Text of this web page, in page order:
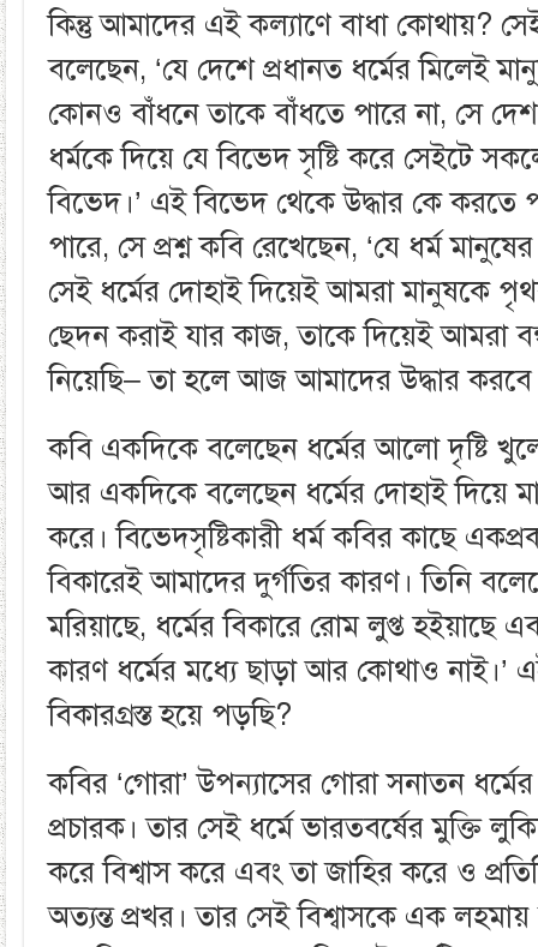
কিন্তু আমাদের এই কল্যাণে বাধা কোথায়?
বলেছেন, ‘যে দেশে প্রধানত ধর্মের মিলেই
কোনও বাঁধনে তাকে বাঁধতে পারে না, সে
ধর্মকে দিয়ে যে বিভেদ সৃষ্টি করে সেইটে
বিভেদ।’ এই বিভেদ থেকে উদ্ধার কে করতে
পারে, সে প্রশ্ন কবি রেখেছেন, ‘যে ধর্ম
সেই ধর্মের দোহাই দিয়েই আমরা মানুষকে
ছেদন করাই যার কাজ, তাকে দিয়েই আমরা
নিয়েছি– তা হলে আজ আমাদের উদ্ধার করবে
কবি একদিকে বলেছেন ধর্মের আলো দৃষ্টি
আর একদিকে বলেছেন ধর্মের দোহাই দিয়ে
করে। বিভেদসৃষ্টিকারী ধর্ম কবির কাছে
বিকারেই আমাদের দুর্গতির কারণ। তিনি
মরিয়াছে, ধর্মের বিকারে রোম লুপ্ত হইয়াছে
কারণ ধর্মের মধ্যে ছাড়া আর কোথাও নাই।’
বিকারগ্রস্ত হয়ে পড়ছি?
কবির ‘গোরা’ উপন্যাসের গোরা সনাতন
প্রচারক। তার সেই ধর্মে ভারতবর্ষের মুক্তি
করে বিশ্বাস করে এবং তা জাহির করে ও
অত্যন্ত প্রখর। তার সেই বিশ্বাসকে এক লহমায়